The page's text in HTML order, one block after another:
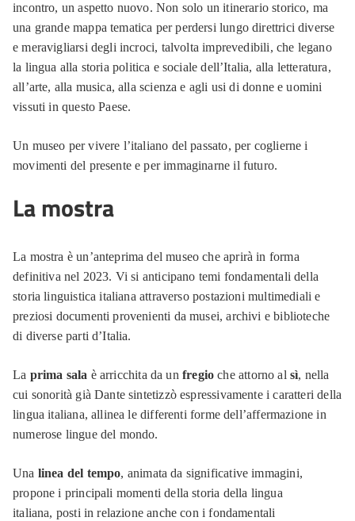
incontro, un aspetto nuovo. Non solo un itinerario storico, ma
una grande mappa tematica per perdersi lungo direttrici diverse
e meravigliarsi degli incroci, talvolta imprevedibili, che legano
la lingua alla storia politica e sociale dell’Italia, alla letteratura,
all’arte, alla musica, alla scienza e agli usi di donne e uomini
vissuti in questo Paese.
Un museo per vivere l’italiano del passato, per coglierne i
movimenti del presente e per immaginarne il futuro.
La mostra
La mostra è un’anteprima del museo che aprirà in forma
definitiva nel 2023. Vi si anticipano temi fondamentali della
storia linguistica italiana attraverso postazioni multimediali e
preziosi documenti provenienti da musei, archivi e biblioteche
di diverse parti d’Italia.
La prima sala è arricchita da un fregio che attorno al sì, nella
cui sonorità già Dante sintetizzò espressivamente i caratteri della
lingua italiana, allinea le differenti forme dell’affermazione in
numerose lingue del mondo.
Una linea del tempo, animata da significative immagini,
propone i principali momenti della storia della lingua
italiana, posti in relazione anche con i fondamentali